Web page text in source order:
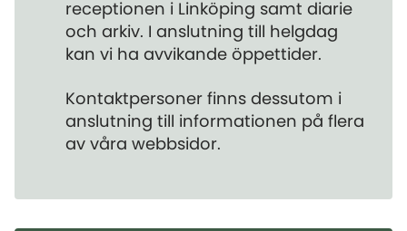
receptionen i Linköping samt diarie
och arkiv. I anslutning till helgdag
kan vi ha avvikande öppettider.
Kontaktpersoner finns dessutom i
anslutning till informationen på flera
av våra webbsidor.